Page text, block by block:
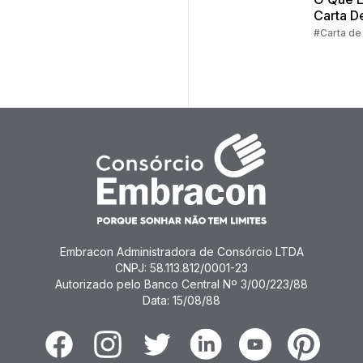
Carta
Crédito
#Carta
Embracon Administradora de Consórcio LTDA
CNPJ: 58.113.812/0001-23
Autorizado pelo Banco Central Nº 3/00/223/88
Data: 15/08/88
FacebookInstagramTwitter LinkedinYoutubePinterest